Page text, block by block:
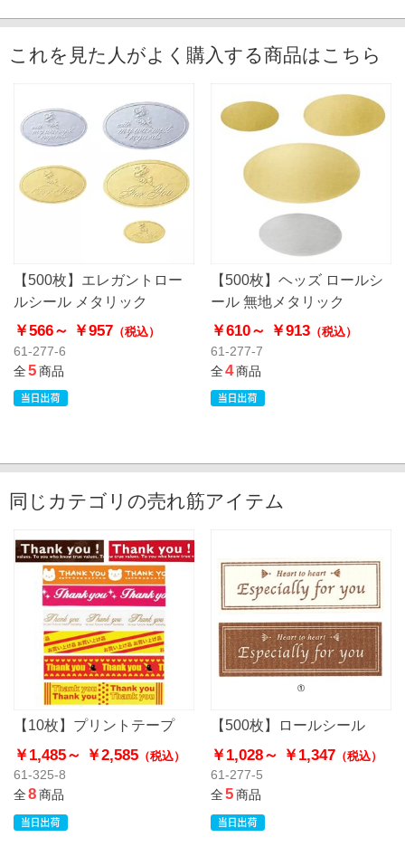
これを見た人がよく購入する商品はこちら
【500枚】エレガントロー
ルシール メタリック
￥566～ ￥957 （税込）
61-277-6
全5商品
【500枚】ヘッズ ロールシ
ール 無地メタリック
￥610～ ￥913（税込）
61-277-7
全4商品
同じカテゴリの売れ筋アイテム
【10枚】プリントテープ
￥1,485～ ￥2,585 （税込）
61-325-8
全8商品
【500枚】ロールシール
￥1,028～ ￥1,347（税込）
61-277-5
全5商品